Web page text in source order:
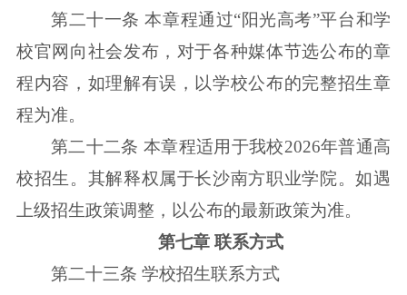
第二十一条 本章程通过“阳光高考”平台和学
校官网向社会发布，对于各种媒体节选公布的章
程内容，如理解有误，以学校公布的完整招生章
程为准。
第二十二条 本章程适用于我校2026年普通高
校招生。其解释权属于长沙南方职业学院。如遇
上级招生政策调整，以公布的最新政策为准。
第七章 联系方式
第二十三条 学校招生联系方式